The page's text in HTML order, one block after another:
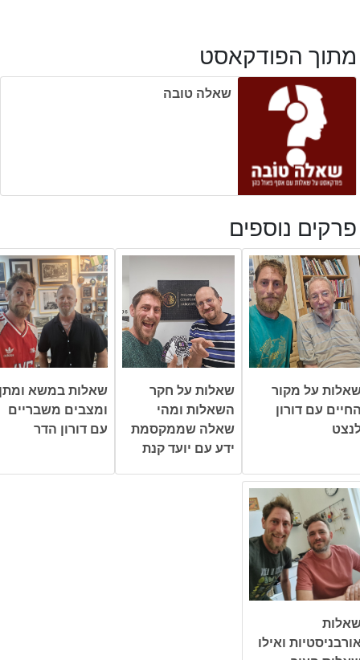
מתוך הפודקאסט
שאלה טובה
פרקים נוספים
על מקור
עם דורון
שאלות על חקר
השאלות ומהי
שאלה שממקסמת
ידע עם יועד קנת
שאלות במשא
ומצבים משבריים
עם דורון הדר
ואילו